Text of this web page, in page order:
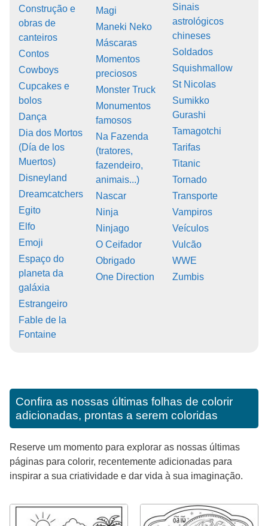
Construção e
obras de
canteiros
Contos
Cowboys
Cupcakes e
bolos
Dança
Dia dos Mortos
(Día de los
Muertos)
Disneyland
Dreamcatchers
Egito
Elfo
Emoji
Espaço do
planeta da
galáxia
Estrangeiro
Fable de la
Fontaine
Magi
Maneki Neko
Máscaras
Momentos
preciosos
Monster Truck
Monumentos
famosos
Na Fazenda
(tratores,
fazendeiro,
animais...)
Nascar
Ninja
Ninjago
O Ceifador
Obrigado
One Direction
Sinais
astrológicos
chineses
Soldados
Squishmallow
St Nicolas
Sumikko
Gurashi
Tamagotchi
Tarifas
Titanic
Tornado
Transporte
Vampiros
Veículos
Vulcão
WWE
Zumbis
Confira as nossas últimas folhas de colorir
adicionadas, prontas a serem coloridas
Reserve um momento para explorar as nossas últimas
páginas para colorir, recentemente adicionadas para
inspirar a sua criatividade e dar vida à sua imaginação.